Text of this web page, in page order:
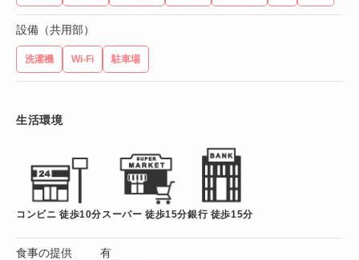
設備（共用部）
洗濯機 Wi-Fi 駐車場
生活環境
コンビニ 徒歩10分スーパー 徒歩15分銀行 徒歩15分
食事の提供
有